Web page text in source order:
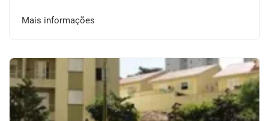
Mais informações